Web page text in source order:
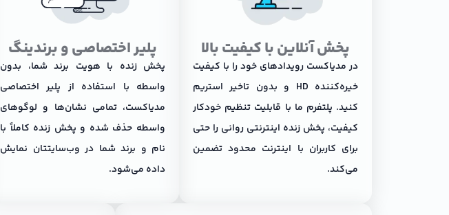
پخش آنلاین با کیفیت بالا
در مدیاکست رویدادهای خود را با کیفیت
خیره‌کننده HD و بدون تاخیر استریم
کنید. پلتفرم ما با قابلیت تنظیم خودکار
کیفیت، پخش زنده اینترنتی روانی را حتی
برای کاربران با اینترنت محدود تضمین
می‌کند.
پلیر اختصاصی و برندینگ
پخش زنده با هویت برند شما، بدون
واسطه با استفاده از پلیر اختصاصی
مدیاکست، تمامی نشان‌ها و لوگوهای
واسطه حذف شده و پخش زنده کاملاً با
نام و برند شما در وب‌سایتتان نمایش
داده می‌شود.